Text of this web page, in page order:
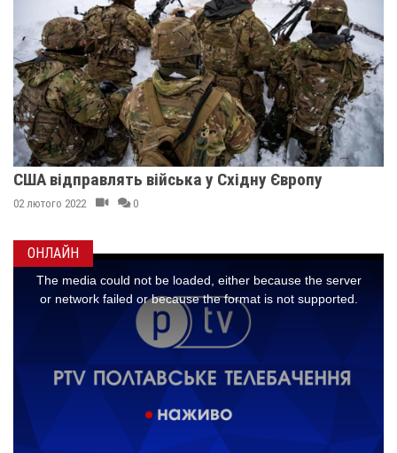
ОНЛАЙН
США відправлять війська у Східну Європу
02 лютого 2022 0